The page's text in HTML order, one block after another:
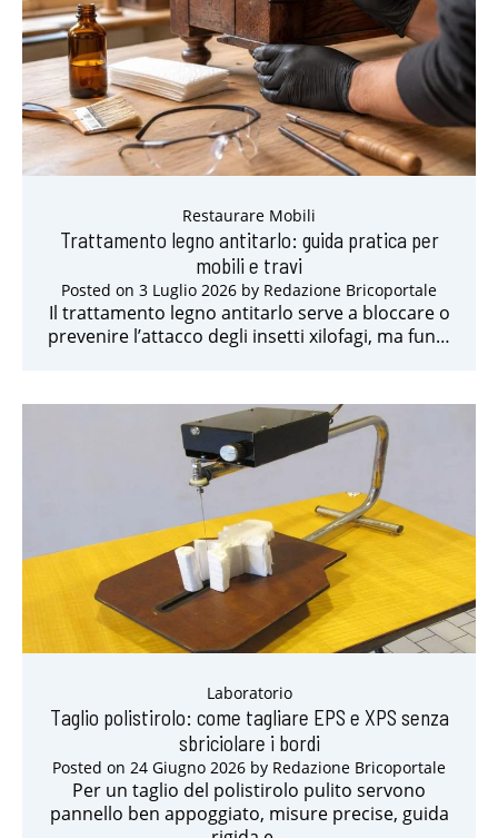
Restaurare Mobili
Trattamento legno antitarlo: guida pratica per
mobili e travi
Posted on 3 Luglio 2026 by Redazione Bricoportale
Il trattamento legno antitarlo serve a bloccare o
prevenire l’attacco degli insetti xilofagi, ma fun…
Laboratorio
Taglio polistirolo: come tagliare EPS e XPS senza
sbriciolare i bordi
Posted on 24 Giugno 2026 by Redazione Bricoportale
Per un taglio del polistirolo pulito servono
pannello ben appoggiato, misure precise, guida